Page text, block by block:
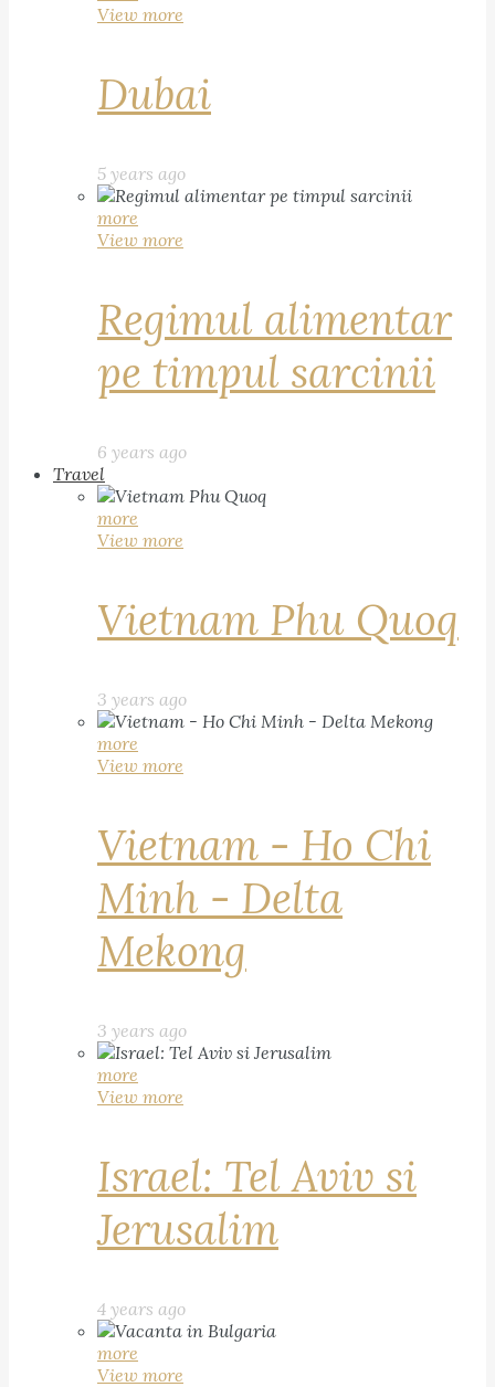
View more
Dubai
5 years ago
more
View more
Regimul alimentar
pe timpul sarcinii
6 years ago
Travel
more
View more
Vietnam Phu Quoq
3 years ago
more
View more
Vietnam - Ho Chi
Minh - Delta
Mekong
3 years ago
more
View more
Israel: Tel Aviv si
Jerusalim
4 years ago
more
View more